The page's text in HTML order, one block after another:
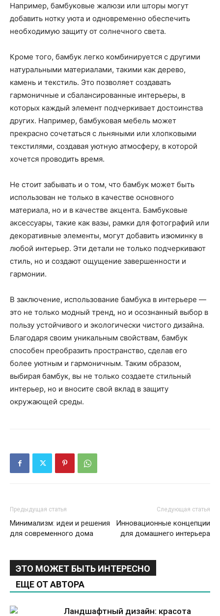
Например, бамбуковые жалюзи или шторы могут
добавить нотку уюта и одновременно обеспечить
необходимую защиту от солнечного света.
Кроме того, бамбук легко комбинируется с другими
натуральными материалами, такими как дерево,
камень и текстиль. Это позволяет создавать
гармоничные и сбалансированные интерьеры, в
которых каждый элемент подчеркивает достоинства
других. Например, бамбуковая мебель может
прекрасно сочетаться с льняными или хлопковыми
текстилями, создавая уютную атмосферу, в которой
хочется проводить время.
Не стоит забывать и о том, что бамбук может быть
использован не только в качестве основного
материала, но и в качестве акцента. Бамбуковые
аксессуары, такие как вазы, рамки для фотографий или
декоративные элементы, могут добавить изюминку в
любой интерьер. Эти детали не только подчеркивают
стиль, но и создают ощущение завершенности и
гармонии.
В заключение, использование бамбука в интерьере —
это не только модный тренд, но и осознанный выбор в
пользу устойчивого и экологически чистого дизайна.
Благодаря своим уникальным свойствам, бамбук
способен преобразить пространство, сделав его
более уютным и гармоничным. Таким образом,
выбирая бамбук, вы не только создаете стильный
интерьер, но и вносите свой вклад в защиту
окружающей среды.
Предыдущая статья
Минимализм: идеи и решения
для современного дома
Следующая статья
Инновационные концепции
для домашнего интерьера
ЭТО МОЖЕТ БЫТЬ ИНТЕРЕСНО
ЕЩЕ ОТ АВТОРА
Ландшафтный дизайн: красота